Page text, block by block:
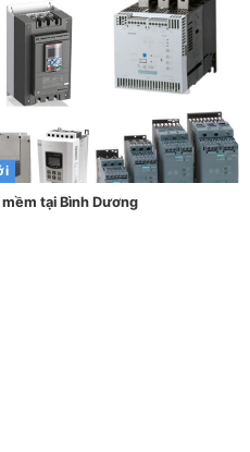
tại Bình Dương